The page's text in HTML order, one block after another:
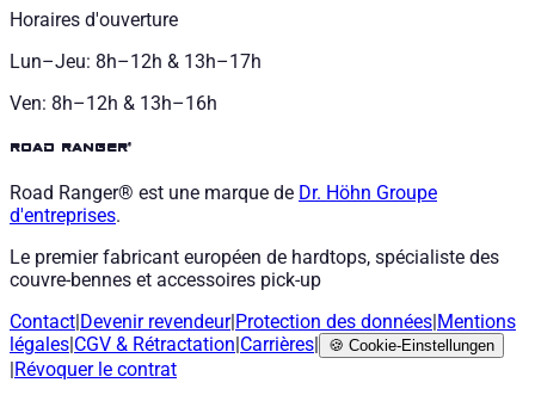
Horaires d'ouverture
Lun–Jeu: 8h–12h & 13h–17h
Ven: 8h–12h & 13h–16h
road ranger®
Road Ranger® est une marque de Dr. Höhn Groupe
d'entreprises.
Le premier fabricant européen de hardtops, spécialiste des
couvre-bennes et accessoires pick-up
Contact Devenir revendeur| Protection des données Mentions
légales CGV & Rétractation Carrières 🍪 Cookie-Einstellungen
Révoquer le contrat